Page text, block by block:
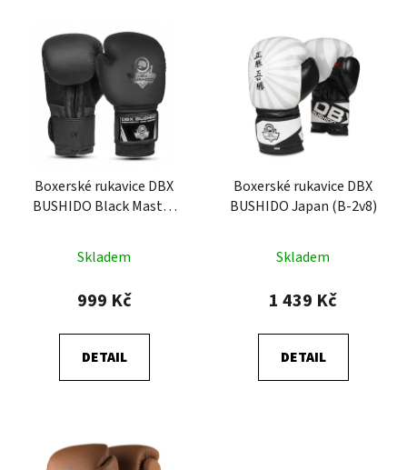
Boxerské rukavice DBX
BUSHIDO Black Master
Skladem
999 Kč
DETAIL
Boxerské rukavice DBX
BUSHIDO Japan (B-2v8)
Skladem
1 439 Kč
DETAIL